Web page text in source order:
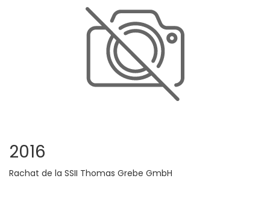
2016
Rachat de la SSII Thomas Grebe GmbH